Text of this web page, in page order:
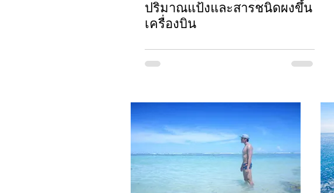
ปริมาณแป้งและสารชนิดผงขึ้น
เครื่องบิน